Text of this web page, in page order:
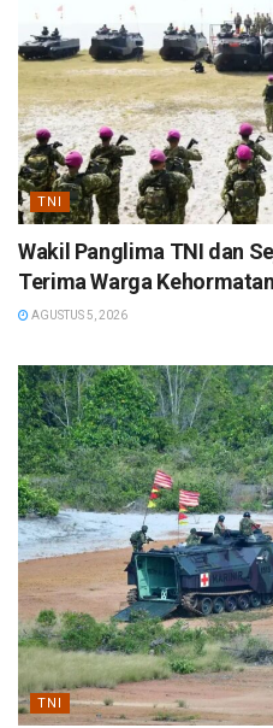
TNI
Wakil Panglima TNI dan
Terima Warga
AGUSTUS 5, 2026
TNI